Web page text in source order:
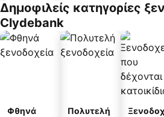
Δημοφιλείς κατηγορίες
Clydebank
Φθηνά
Πολυτελή